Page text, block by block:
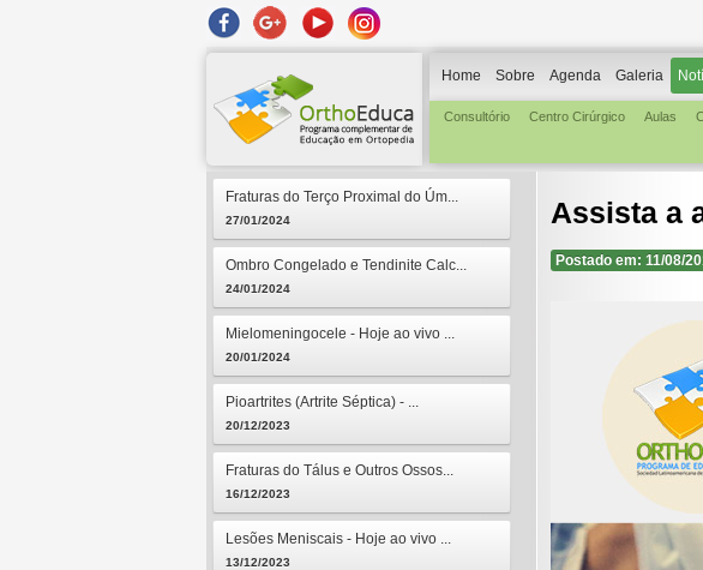
Home Sobre Agenda Galeria
Consultório Centro Cirúrgico Aulas
Fraturas do Terço Proximal do Úm...
27/01/2024
Ombro Congelado e Tendinite Calc...
24/01/2024
Mielomeningocele - Hoje ao vivo ...
20/01/2024
Pioartrites (Artrite Séptica) - ...
20/12/2023
Fraturas do Tálus e Outros Ossos...
16/12/2023
Lesões Meniscais - Hoje ao vivo ...
13/12/2023
Assista a
Postado em: 11/08/